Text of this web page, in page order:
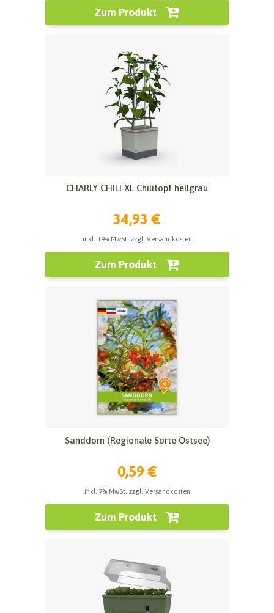
Zum Produkt
CHARLY CHILI XL Chilitopf hellgrau
34,93 €
inkl. 19% MwSt. zzgl. Versandkosten
Zum Produkt
Sanddorn (Regionale Sorte Ostsee)
0,59 €
inkl. 7% MwSt. zzgl. Versandkosten
Zum Produkt